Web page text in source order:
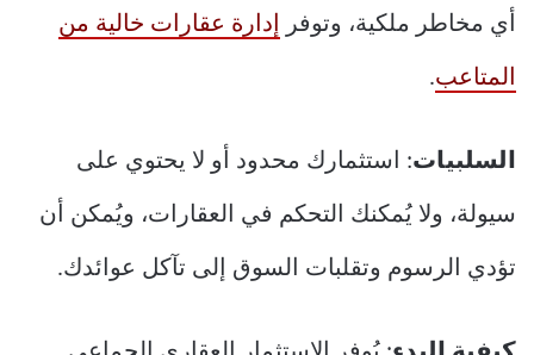
أي مخاطر ملكية، وتوفر إدارة عقارات خالية من
المتاعب.
السلبيات: استثمارك محدود أو لا يحتوي على
سيولة، ولا يُمكنك التحكم في العقارات، ويُمكن أن
تؤدي الرسوم وتقلبات السوق إلى تآكل عوائدك.